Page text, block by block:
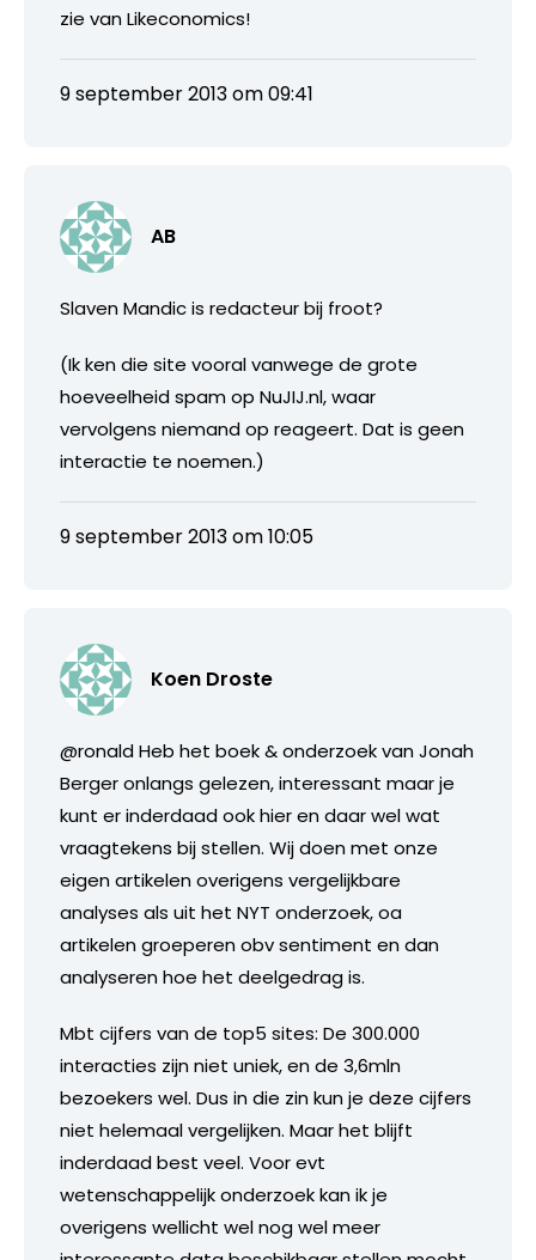
zie van Likeconomics!
9 september 2013 om 09:41
AB
Slaven Mandic is redacteur bij froot?
(Ik ken die site vooral vanwege de grote
hoeveelheid spam op NuJIJ.nl, waar
vervolgens niemand op reageert. Dat is geen
interactie te noemen.)
9 september 2013 om 10:05
Koen Droste
@ronald Heb het boek & onderzoek van Jonah
Berger onlangs gelezen, interessant maar je
kunt er inderdaad ook hier en daar wel wat
vraagtekens bij stellen. Wij doen met onze
eigen artikelen overigens vergelijkbare
analyses als uit het NYT onderzoek, oa
artikelen groeperen obv sentiment en dan
analyseren hoe het deelgedrag is.
Mbt cijfers van de top5 sites: De 300.000
interacties zijn niet uniek, en de 3,6mln
bezoekers wel. Dus in die zin kun je deze cijfers
niet helemaal vergelijken. Maar het blijft
inderdaad best veel. Voor evt
wetenschappelijk onderzoek kan ik je
overigens wellicht wel nog wel meer